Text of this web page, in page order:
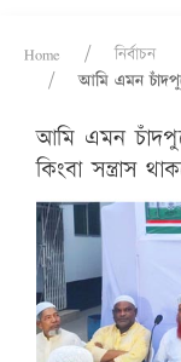
Home
নির্বাচন
আমি এমন
আমি এমন
কিংবা সন্ত্রাস